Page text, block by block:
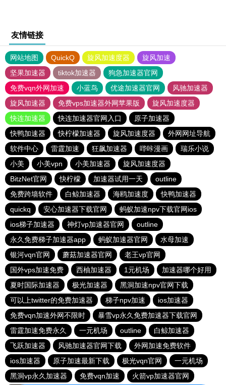
友情链接
网站地图 QuickQ 旋风加速度器
旋风加速
坚果加速器
tiktok加速器
狗急加速器官网
免费vqn外网加速
小蓝鸟 优途加速器官网
风驰加速器
旋风加速器
免费vps加速器外网苹果版
旋风加速度器
快连加速器
快连加速器官网入口
原子加速器
快鸭加速器
快柠檬加速器 旋风加速度器
外网网址导航
软件中心
雷霆加速 狂飙加速器 哔咔漫画
瑞乐小说
小美
小美vpn 小美加速器
旋风加速度器
BitzNet官网
快柠檬 加速器试用一天
outline
免费跨墙软件
白鲸加速器 海鸥加速度
快鸭加速器
quickq
安心加速器下载官网
蚂蚁加速npv下载官网ios
ios梯子加速器
神灯vp加速器官网
outline
永久免费梯子加速器app
蚂蚁加速器官网
水母加速
银河vqn官网
蘑菇加速器官网
老王vp官网
国外vps加速免费
西柚加速器 1元机场
加速器哪个好用
夏时国际加速器
极光加速器
黑洞加速npv官网下载
可以上twitter的免费加速器
梯子npv加速
ios加速器
免费vqn加速外网不限时
暴雪vp永久免费加速器下载官网
雷霆加速免费永久
一元机场 outline
白鲸加速器
飞跃加速器
风驰加速器官网下载
外网加速免费软件
ios加速器
原子加速最新下载 极光vqn官网
一元机场
黑洞vp永久加速器
免费vqn加速 火箭vp加速器官网